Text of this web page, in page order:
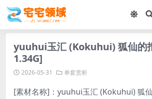
yuuhui玉汇 (Kokuhui) 狐仙的
1.34G]
2026-05-31 单套赏析
[素材名称]：yuuhui玉汇 (Kokuhui) 狐